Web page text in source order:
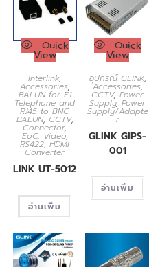
Quick
View
Interlink,
Accessories,
BALUN for E1
Telephone and
RJ45 to BNC
BALUN, CCTV,
Connector,
EoC, Video,
RS422, HDMI
Converter
LINK UT-5012
อ่านเพิ่ม
Quick
View
อุปกรณ์ GLINK,
Accessories,
CCTV,Power
Supply,Power
Supply/Adapte
r
GLINK GIPS-
001
อ่านเพิ่ม